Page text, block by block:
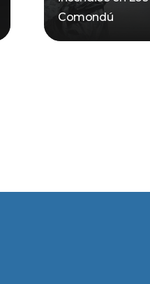
Comondú